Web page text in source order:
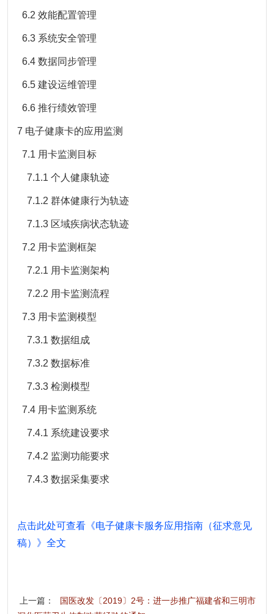
6.2 效能配置管理
6.3 系统安全管理
6.4 数据同步管理
6.5 建设运维管理
6.6 推行绩效管理
7 电子健康卡的应用监测
7.1 用卡监测目标
7.1.1 个人健康轨迹
7.1.2 群体健康行为轨迹
7.1.3 区域疾病状态轨迹
7.2 用卡监测框架
7.2.1 用卡监测架构
7.2.2 用卡监测流程
7.3 用卡监测模型
7.3.1 数据组成
7.3.2 数据标准
7.3.3 检测模型
7.4 用卡监测系统
7.4.1 系统建设要求
7.4.2 监测功能要求
7.4.3 数据采集要求
点击此处可查看《电子健康卡服务应用指南（征求意见
稿）》全文
上一篇：
国医改发〔2019〕2号：进一步推广福建省和三明市